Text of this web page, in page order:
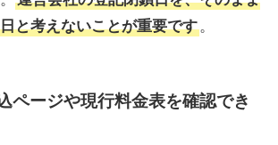
と考えないことが重要です。
ページや現行料金表を確認でき